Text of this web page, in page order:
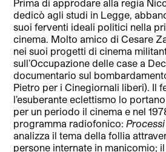
Prima di approdare alla regia
dedicò agli studi in Legge,
suoi ferventi ideali politici nella
cinema. Molto amico di Cesare
nei suoi progetti di cinema
sull’Occupazione delle case a
documentario sul
Pietro per i Cinegiornali liberi). Il
l’esuberante eclettismo lo
per un periodo il cinema e nel
programma radiofonico:
analizza il tema della follia
persone internate in manicomio;